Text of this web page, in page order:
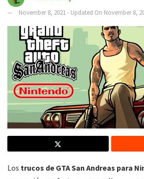
November 8, 2021 - Updated On November 8,
Los trucos de GTA San Andreas para